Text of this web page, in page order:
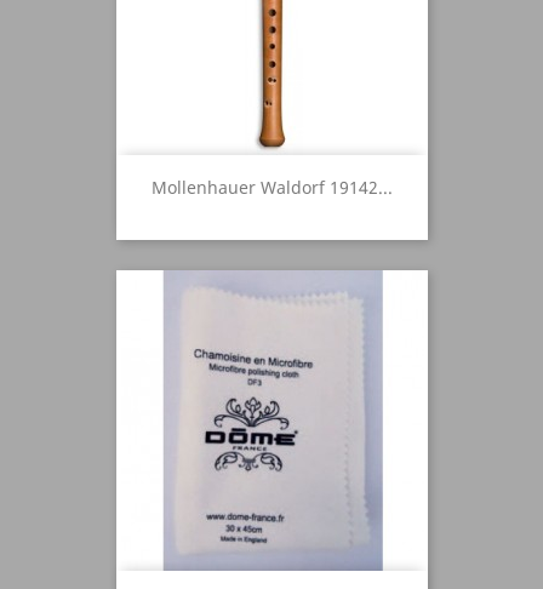
Mollenhauer Waldorf 19142...